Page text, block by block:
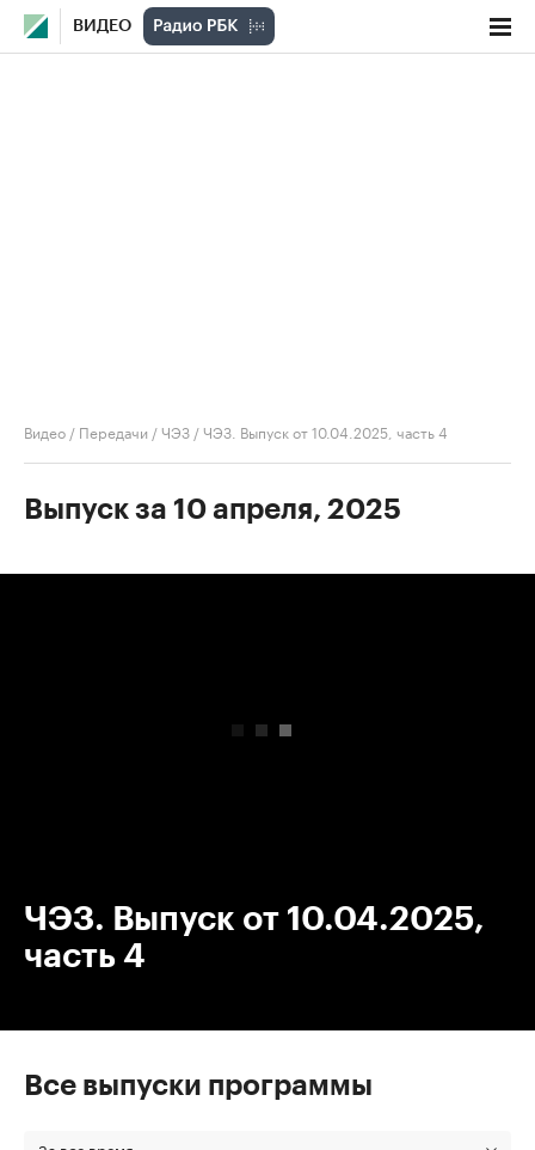
ВИДЕО
Видео / Передачи /ЧЭЗ /ЧЭЗ. Выпуск от 10.04.2025, часть 4
Выпуск за 10 апреля, 2025
ЧЭЗ. Выпуск от 10.04.2025,
часть 4
Все выпуски программы